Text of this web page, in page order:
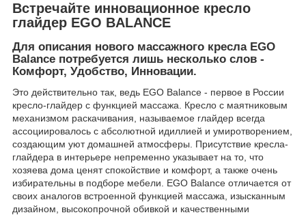
Встречайте инновационное кресло
глайдер EGO BALANCE
Для описания нового массажного кресла EGO
Balance потребуется лишь несколько слов -
Комфорт, Удобство, Инновации.
Это действительно так, ведь EGO Balance - первое в России
кресло-глайдер с функцией массажа. Кресло с маятниковым
механизмом раскачивания, называемое глайдер всегда
ассоциировалось с абсолютной идиллией и умиротворением,
создающим уют домашней атмосферы. Присутствие кресла-
глайдера в интерьере непременно указывает на то, что
хозяева дома ценят спокойствие и комфорт, а также очень
избирательны в подборе мебели. EGO Balance отличается от
своих аналогов встроенной функцией массажа, изысканным
дизайном, высокопрочной обивкой и качественными